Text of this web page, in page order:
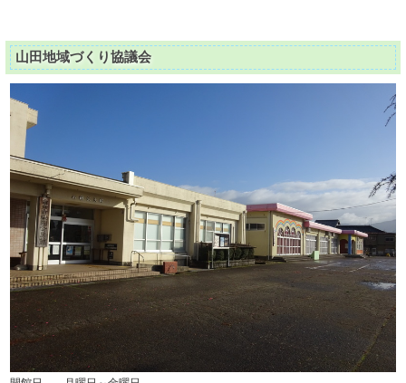
山田地域づくり協議会